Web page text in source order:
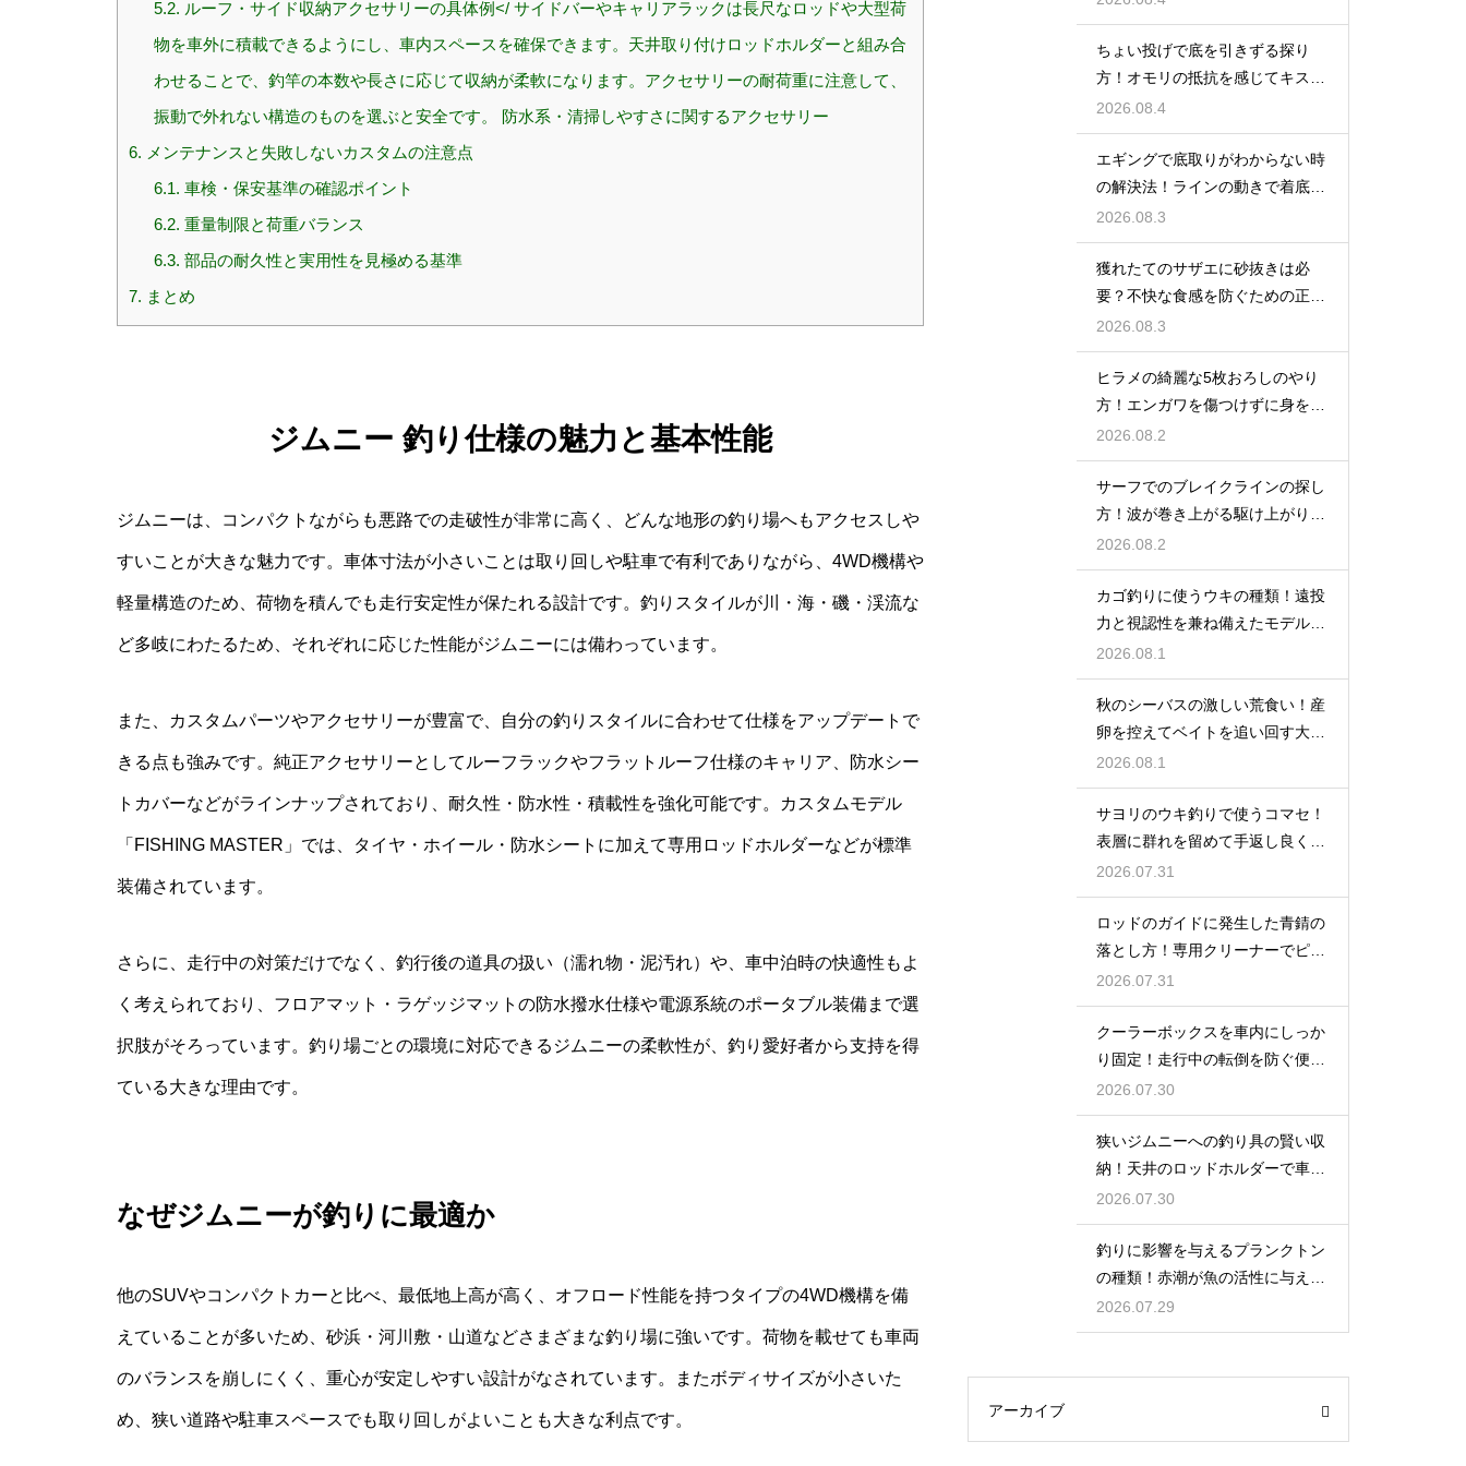
5.2. ルーフ・サイド収納アクセサリーの具体例</ サイドバーやキャリアラックは長尺なロッドや大型荷
物を車外に積載できるようにし、車内スペースを確保できます。天井取り付けロッドホルダーと組み合
わせることで、釣竿の本数や長さに応じて収納が柔軟になります。アクセサリーの耐荷重に注意して、
振動で外れない構造のものを選ぶと安全です。 防水系・清掃しやすさに関するアクセサリー
6. メンテナンスと失敗しないカスタムの注意点
6.1. 車検・保安基準の確認ポイント
6.2. 重量制限と荷重バランス
6.3. 部品の耐久性と実用性を見極める基準
7. まとめ
ジムニー 釣り仕様の魅力と基本性能
ジムニーは、コンパクトながらも悪路での走破性が非常に高く、どんな地形の釣り場へもアクセスしや
すいことが大きな魅力です。車体寸法が小さいことは取り回しや駐車で有利でありながら、4WD機構や
軽量構造のため、荷物を積んでも走行安定性が保たれる設計です。釣りスタイルが川・海・磯・渓流な
ど多岐にわたるため、それぞれに応じた性能がジムニーには備わっています。
また、カスタムパーツやアクセサリーが豊富で、自分の釣りスタイルに合わせて仕様をアップデートで
きる点も強みです。純正アクセサリーとしてルーフラックやフラットルーフ仕様のキャリア、防水シー
トカバーなどがラインナップされており、耐久性・防水性・積載性を強化可能です。カスタムモデル
「FISHING MASTER」では、タイヤ・ホイール・防水シートに加えて専用ロッドホルダーなどが標準
装備されています。
さらに、走行中の対策だけでなく、釣行後の道具の扱い（濡れ物・泥汚れ）や、車中泊時の快適性もよ
く考えられており、フロアマット・ラゲッジマットの防水撥水仕様や電源系統のポータブル装備まで選
択肢がそろっています。釣り場ごとの環境に対応できるジムニーの柔軟性が、釣り愛好者から支持を得
ている大きな理由です。
なぜジムニーが釣りに最適か
他のSUVやコンパクトカーと比べ、最低地上高が高く、オフロード性能を持つタイプの4WD機構を備
えていることが多いため、砂浜・河川敷・山道などさまざまな釣り場に強いです。荷物を載せても車両
のバランスを崩しにくく、重心が安定しやすい設計がなされています。またボディサイズが小さいた
め、狭い道路や駐車スペースでも取り回しがよいことも大きな利点です。
ちょい投げで底を引きずる探り
方！オモリの抵抗を感じてキスの
アタリを待つ
2026.08.4
エギングで底取りがわからない時
の解決法！ラインの動きで着底を
見極める
2026.08.3
獲れたてのサザエに砂抜きは必
要？不快な食感を防ぐための正し
い下処理
2026.08.3
ヒラメの綺麗な5枚おろしのやり
方！エンガワを傷つけずに身を剥
がす
2026.08.2
サーフでのブレイクラインの探し
方！波が巻き上がる駆け上がりを
狙う
2026.08.2
カゴ釣りに使うウキの種類！遠投
力と視認性を兼ね備えたモデルの
選び方
2026.08.1
秋のシーバスの激しい荒食い！産
卵を控えてベイトを追い回す大型
を狙い撃つ
2026.08.1
サヨリのウキ釣りで使うコマセ！
表層に群れを留めて手返し良く釣
るコツ
2026.07.31
ロッドのガイドに発生した青錆の
落とし方！専用クリーナーでピカ
ピカに
2026.07.31
クーラーボックスを車内にしっか
り固定！走行中の転倒を防ぐ便利
な工夫
2026.07.30
狭いジムニーへの釣り具の賢い収
納！天井のロッドホルダーで車内
を広く使う
2026.07.30
釣りに影響を与えるプランクトン
の種類！赤潮が魚の活性に与える
変化
2026.07.29
アーカイブ